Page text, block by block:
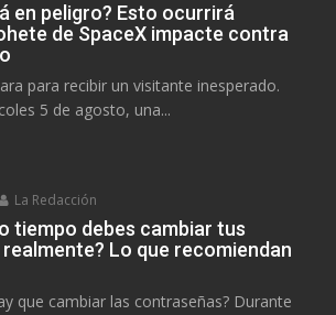
en peligro? Esto ocurrirá
de SpaceX impacte contra
para recibir un visitante inesperado.
5 de agosto, una...
La Redacción
tiempo debes cambiar tus
Lo que recomiendan
que cambiar las contraseñas? Durante